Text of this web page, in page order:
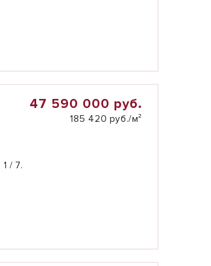
47 590 000 руб.
185 420 руб./м²
1 / 7.